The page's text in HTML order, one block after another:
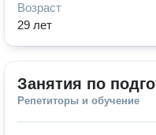
Возраст
29 лет
Занятия по
Репетиторы и обучение